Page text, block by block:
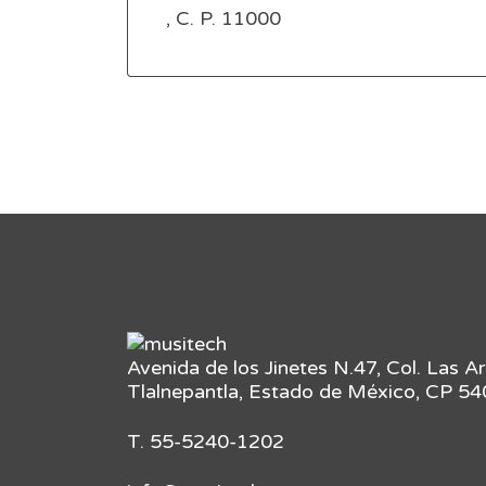
, C. P. 11000
Avenida de los Jinetes N.47, Col. Las
Tlalnepantla, Estado de México, CP
T. 55-5240-1202